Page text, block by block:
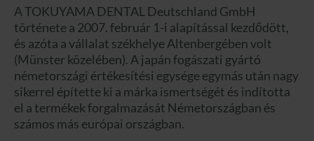
A TOKUYAMA DENTAL Deutschland GmbH
története a 2007. február 1-i alapítással kezdődött,
és azóta a vállalat székhelye Altenbergében volt
(Münster közelében). A japán fogászati gyártó
németországi értékesítési egysége egymás után nagy
sikerrel építette ki a márka ismertségét és indította
el a termékek forgalmazását Németországban és
számos más európai országban.